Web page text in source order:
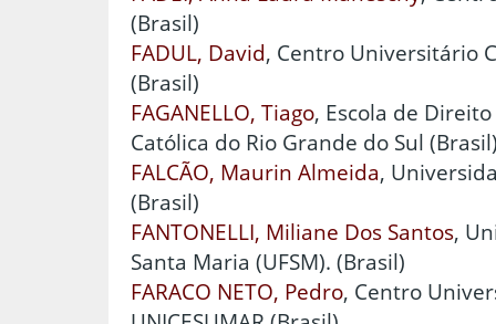
(Brasil)
FADUL, David, Centro Universitário
(Brasil)
FAGANELLO, Tiago, Escola de
Católica do Rio Grande do Sul
FALCÃO, Maurin Almeida,
(Brasil)
FANTONELLI, Miliane Dos Santos,
Santa Maria (UFSM). (Brasil)
FARACO NETO, Pedro, Centro